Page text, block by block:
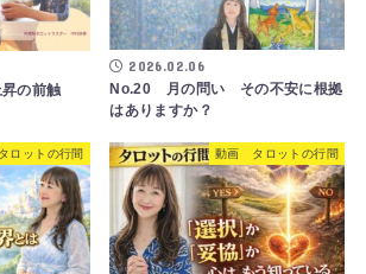
の前触
2026.02.06
No.20 月の問い その不安に根拠
はありますか？
ロットの行間 動画 タロットの行間